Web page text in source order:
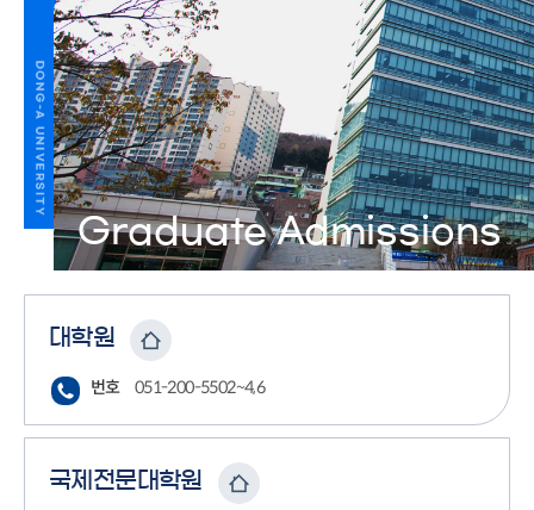
Graduate Admissions
대학원
번호 051-200-5502~4,6
국제전문대학원